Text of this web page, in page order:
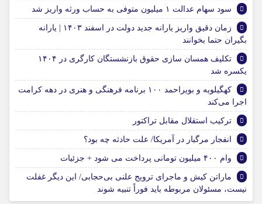
سود سهام عدالت ۱ میلیون متوفی به حساب ورثه واریز شد
زمان دقیق واریز یارانه جدید دولت در اسفند ۱۴۰۳ | یارانه
بگیران حتما بخوانند
تکلیف همسان سازی حقوق بازنشستگان کارگری در ۱۴۰۴
یکسره شد
کهگیلویه و بویراحمد ۱۰۰ برنامه فرهنگی و هنری در دهه کرامت
اجرا می‌کند
ترکیب استقلال مقابل تراکتور
انفجار مرگبار در آمریکا/ علت حادثه چه بود؟
وام ۴۰۰ میلیون تومانی پرداخت می شود + جزئیات
ماراتن کیش و ماجرای ترویج علنی بی‌حجابی/ این دیگر غفلت
نیست، مسئولان مربوطه باید فوراً تنبیه شوند